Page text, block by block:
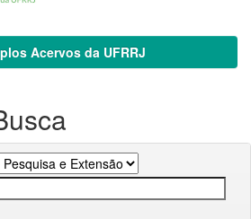
Acervos da UFRRJ